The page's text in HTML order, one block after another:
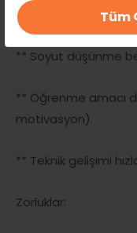
Tüm
Ergenlik ve Genç
** Soyut düşünme
** Öğrenme amacı
motivasyon).
** Teknik gelişimi
Zorluklar: